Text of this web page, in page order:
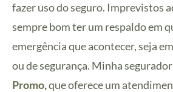
fazer uso do seguro. Imprevistos
sempre bom ter um respaldo em
emergência que acontecer, seja
ou de segurança. Minha
Promo,que oferece um